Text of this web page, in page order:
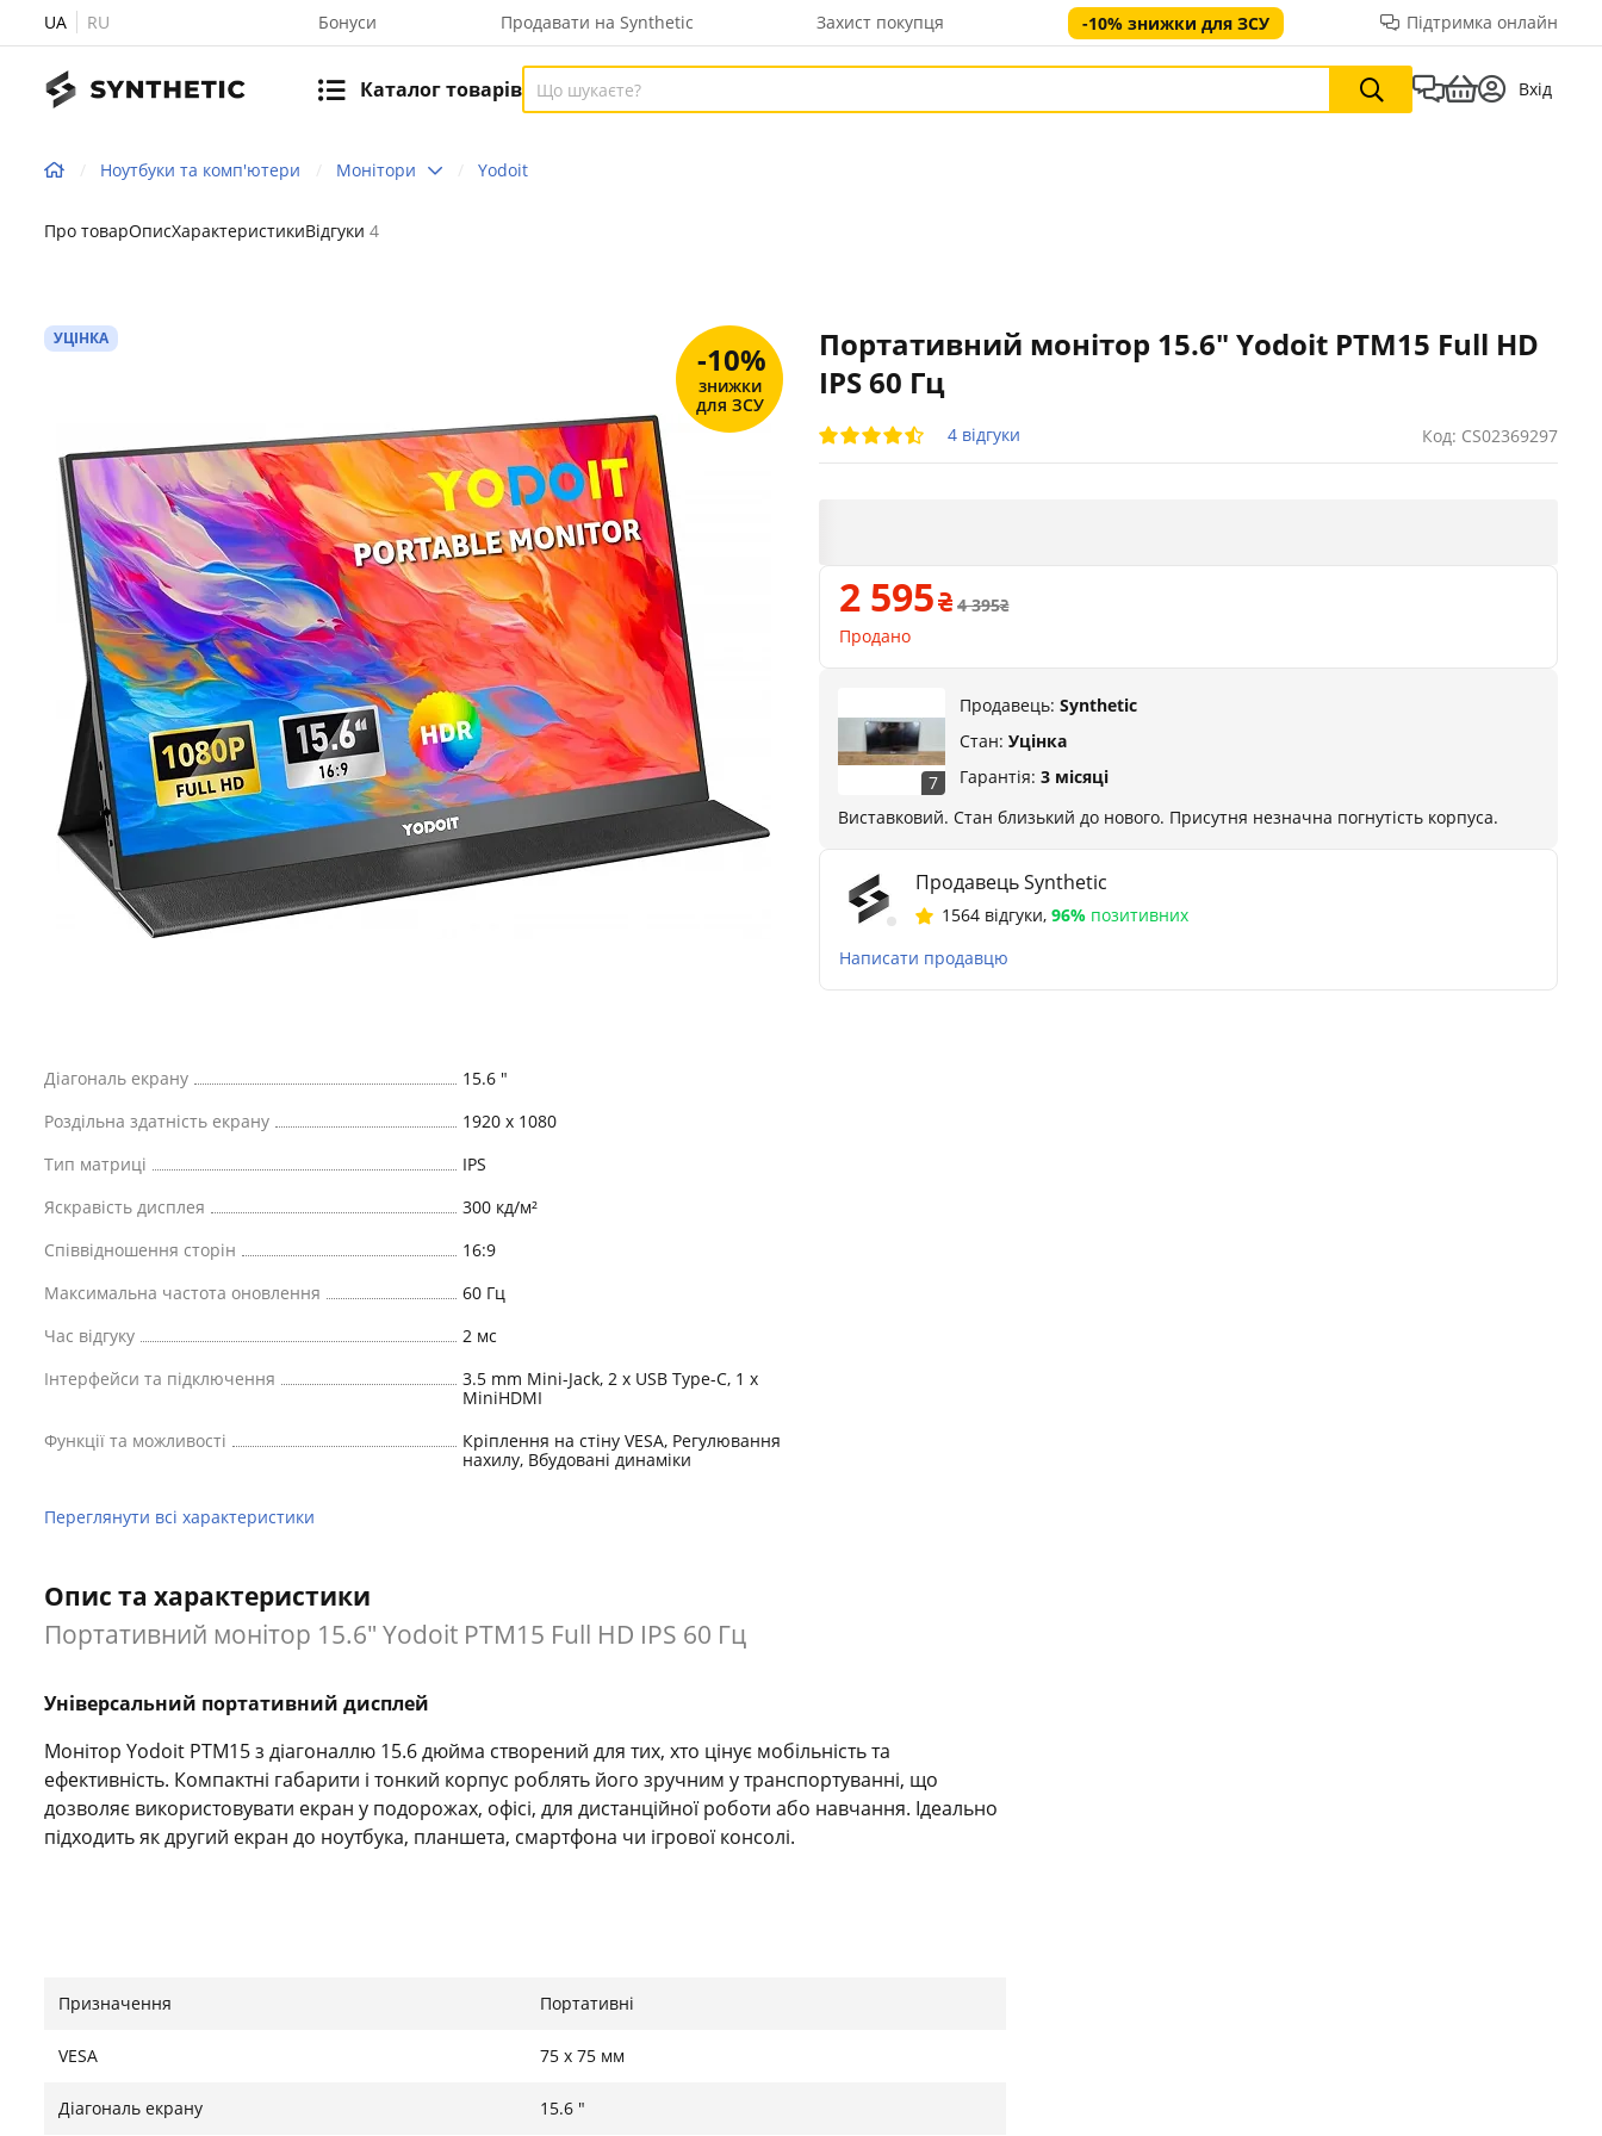
UA RU Бонуси Продавати на Synthetic Захист покупця -10% знижки для ЗСУ Підтримка онлайн
Каталог товарів Вхід
Ноутбуки та комп'ютери Монітори Yodoit
Про товарОписХарактеристикиВідгуки 4
Портативний монітор 15.6" Yodoit PTM15 Full HD
IPS 60 Гц
4 відгуки Код: CS02369297
УЦІНКА
-10%
знижки
для ЗСУ
Діагональ екрану
15.6 "
Роздільна здатність екрану
1920 х 1080
Тип матриці
IPS
Яскравість дисплея
300 кд/м²
Співвідношення сторін
16:9
Максимальна частота оновлення
60 Гц
Час відгуку
2 мс
Інтерфейси та підключення
3.5 mm Mini-Jack, 2 x USB Type-C, 1 x
MiniHDMI
Функції та можливості
Кріплення на стіну VESA, Регулювання
нахилу, Вбудовані динаміки
Переглянути всі характеристики
2 595
4 395
Продано
7
Продавець: Synthetic
Стан: Уцінка
Гарантія: 3 місяці
Виставковий. Стан близький до нового. Присутня незначна погнутість корпуса.
Продавець Synthetic
1564 відгуки, 96% позитивних
Написати продавцю
Опис та характеристики
Портативний монітор 15.6" Yodoit PTM15 Full HD IPS 60 Гц
Універсальний портативний дисплей
Монітор Yodoit PTM15 з діагоналлю 15.6 дюйма створений для тих, хто цінує мобільність та
ефективність. Компактні габарити і тонкий корпус роблять його зручним у транспортуванні, що
дозволяє використовувати екран у подорожах, офісі, для дистанційної роботи або навчання. Ідеально
підходить як другий екран до ноутбука, планшета, смартфона чи ігрової консолі.
чітке та яскраве зображення з високим рівнем деталізації. Якісна IPS-матриця забезпечує широкі кути
Призначення Портативні
VESA 75 x 75 мм
Діагональ екрану 15.6 "